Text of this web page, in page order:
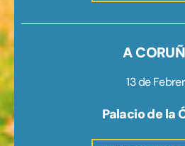
A
13 de
Palacio de la